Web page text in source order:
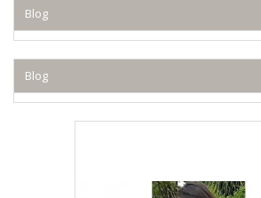
Blog
Blog